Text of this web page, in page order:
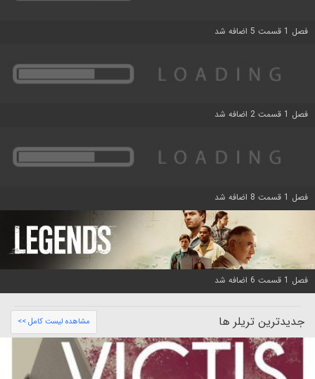
فصل 1 قسمت 5 اضافه شد
فصل 1 قسمت 2 اضافه شد
فصل 1 قسمت 8 اضافه شد
فصل 1 قسمت 6 اضافه شد
جدیدترین تریلر ها مشاهده لیست کامل >>